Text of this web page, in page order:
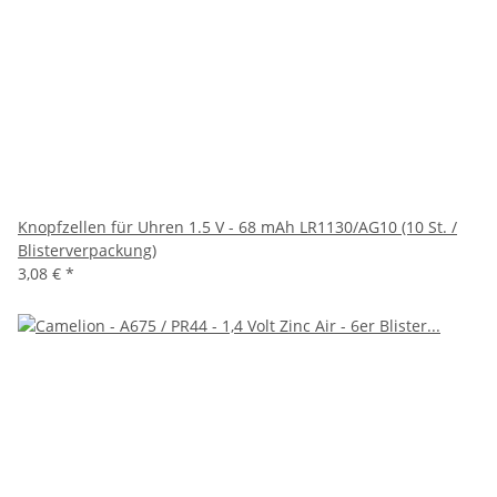
Knopfzellen für Uhren 1.5 V - 68 mAh LR1130/AG10 (10 St. /
Blisterverpackung)
3,08 € *